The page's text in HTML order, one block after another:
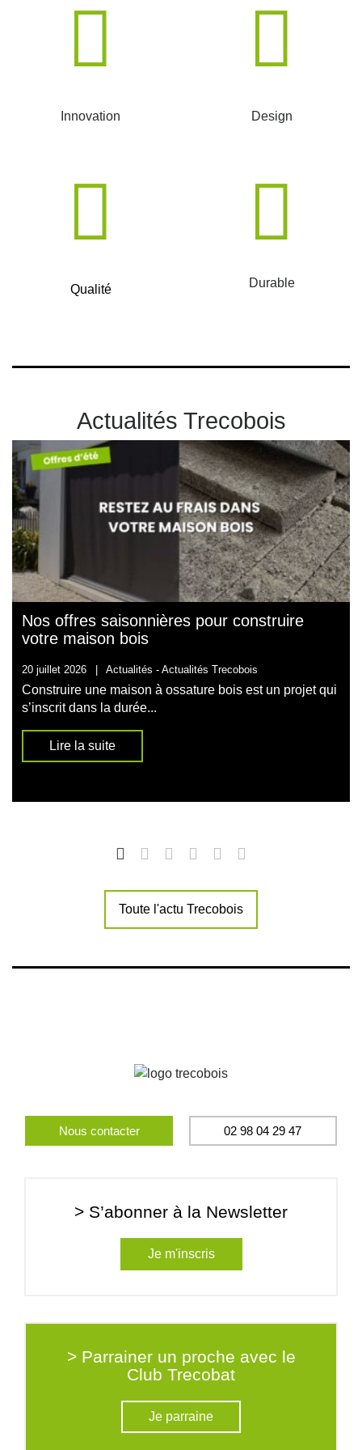
Innovation Design
Qualité Durable
Actualités Trecobois
Nos offres saisonnières pour construire
votre maison bois
20 juillet 2026 Actualités - Actualités Trecobois
Construire une maison à ossature bois est un projet qui
s’inscrit dans la durée...
Lire la suite
Toute l'actu Trecobois
Nous contacter 02 98 04 29 47
> S’abonner à la Newsletter
Je m'inscris
> Parrainer un proche avec le
Club Trecobat
Je parraine